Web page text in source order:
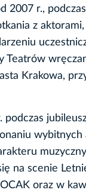
2007 r.,
z
Krakowa,
podczas
na scenie
oraz w